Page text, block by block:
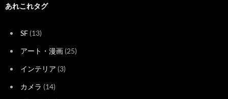
あれこれタグ
SF (13)
アート・漫画 (25)
インテリア (3)
カメラ (14)